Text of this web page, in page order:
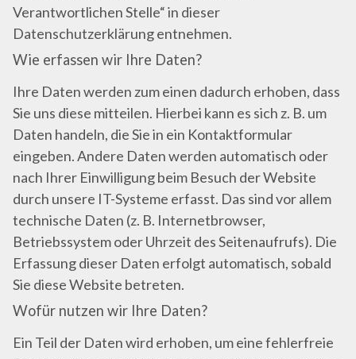
Verantwortlichen Stelle“ in dieser
Datenschutzerklärung entnehmen.
Wie erfassen wir Ihre Daten?
Ihre Daten werden zum einen dadurch erhoben, dass
Sie uns diese mitteilen. Hierbei kann es sich z. B. um
Daten handeln, die Sie in ein Kontaktformular
eingeben. Andere Daten werden automatisch oder
nach Ihrer Einwilligung beim Besuch der Website
durch unsere IT-Systeme erfasst. Das sind vor allem
technische Daten (z. B. Internetbrowser,
Betriebssystem oder Uhrzeit des Seitenaufrufs). Die
Erfassung dieser Daten erfolgt automatisch, sobald
Sie diese Website betreten.
Wofür nutzen wir Ihre Daten?
Ein Teil der Daten wird erhoben, um eine fehlerfreie